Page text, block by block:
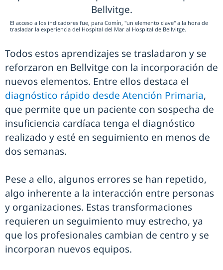
El acceso a los indicadores fue, para Comín, "un elemento clave" a la hora de
trasladar la experiencia del Hospital del Mar al Hospital de Bellvitge.
Todos estos aprendizajes se trasladaron y se
reforzaron en Bellvitge con la incorporación de
nuevos elementos. Entre ellos destaca el
diagnóstico rápido desde Atención Primaria,
que permite que un paciente con sospecha de
insuficiencia cardíaca tenga el diagnóstico
realizado y esté en seguimiento en menos de
dos semanas.
Pese a ello, algunos errores se han repetido,
algo inherente a la interacción entre personas
y organizaciones. Estas transformaciones
requieren un seguimiento muy estrecho, ya
que los profesionales cambian de centro y se
incorporan nuevos equipos.